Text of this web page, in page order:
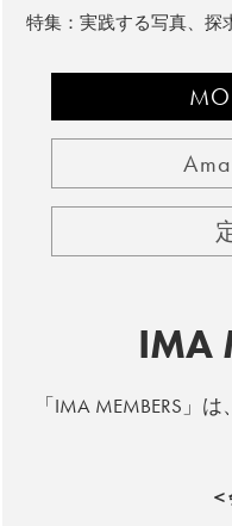
特集：実践する写真、探
IMA
「IMA MEMBERS」